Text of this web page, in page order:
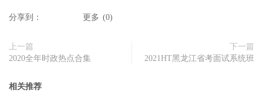
分享到： 更多 (0)
上一篇
2020全年时政热点合集
下一篇
2021HT黑龙江省考面试系统班
相关推荐